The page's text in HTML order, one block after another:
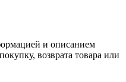
и описанием
возврата товара или